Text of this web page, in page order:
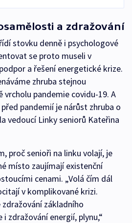
a zdražování
stovku denně i psychologové
se proto museli v
a řešení energetické krize.
zhruba stejnou
pandemie covidu-19. A
pandemií je nárůst zhruba o
vedoucí Linky seniorů Kateřina
proč senioři na linku volají, je
místo zaujímají existenční
cenami. „Volá čím dál
v komplikované krizi.
zdražování základního
zdražování energií, plynu,“